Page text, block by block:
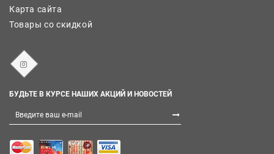
Карта сайта
Товары со скидкой
БУДЬТЕ В КУРСЕ НАШИХ АКЦИЙ И НОВОСТЕЙ